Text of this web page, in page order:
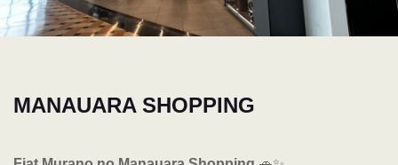
MANAUARA SHOPPING